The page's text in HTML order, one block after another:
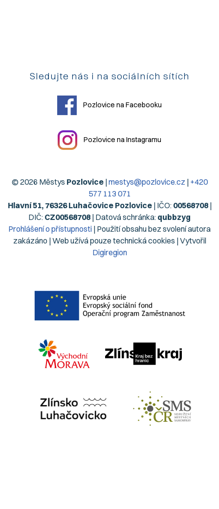
Sledujte nás i na sociálních sítích
Pozlovice na Facebooku
Pozlovice na Instagramu
© 2026 Městys Pozlovice|mestys@pozlovice.cz | +420
577 113 071
Hlavní 51, 76326 Luhačovice Pozlovice| IČO: 00568708|
DIČ: CZ00568708 | Datová schránka: qubbzyg
Prohlášení o přístupnosti | Použití obsahu bez svolení autora
zakázáno | Web užívá pouze technická cookies | Vytvořil
Digiregion